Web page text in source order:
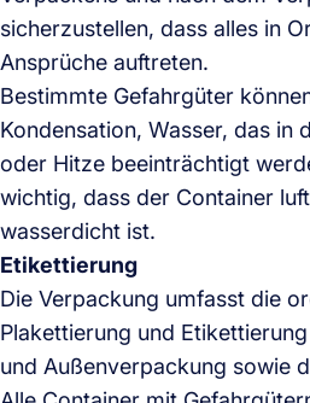
sicherzustellen, dass alles in
Ansprüche auftreten.
Bestimmte Gefahrgüter
Kondensation, Wasser, das in
oder Hitze beeinträchtigt
wichtig, dass der Container
wasserdicht ist.
Etikettierung
Die Verpackung umfasst die
Plakettierung und
und Außenverpackung sowie